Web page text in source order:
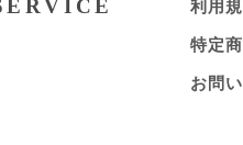
利用
特定
お問